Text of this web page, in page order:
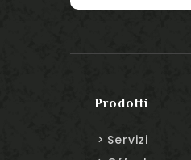
Prodotti
Servizi